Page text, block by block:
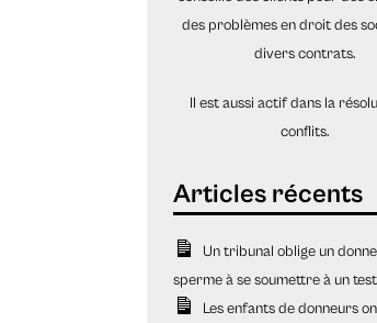
des problèmes en droit des
divers contrats.
Il est aussi actif dans la
conflits.
Un tribunal oblige un
sperme à se soumettre à un
Les enfants de donneurs